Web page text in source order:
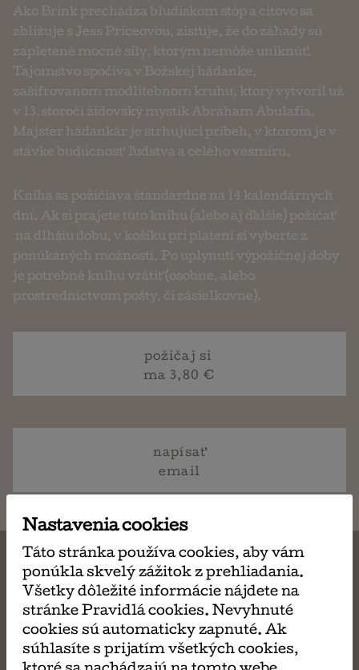
Ako Brink prechádza bludiskom stôp a citovo sa
zbližuje s Jess Priceovou, zisťuje, že do záhady sú
zapletené mocné sily, ktorým nemôže uniknúť.
Tajomstvo spočíva v Božskej hádanke,
zašifrovanom modlitebnom kruhu, ktorý vytvoril už
v 13.storočí židovský mystik Abraham Abulafia.
Majster hádankár je strhujúci príbeh, v ktorom je v
stávke budúcnosť ľudstva a celého vesmíru.
Kniha sa požičiava štandardne na 14 kalendárnych
dní. Ak si prajete túto knihu (alebo aj ďalšie) požičať
na dlhšiu dobu, v košíku pri platení si vyberte z
ponúkaných možností. Po uplynutí výpožičnej doby
je potrebné knihu vrátiť (osobne, alebo
prostredníctvom pošty, či zásielkovne).
požičaj si
ma 3,80 €
napísať
email
MÔŽE SA VÁM TIEŽ
PÁČIŤ
Nastavenia cookies
Táto stránka používa cookies, aby vám
ponúkla skvelý zážitok z prehliadania.
Všetky dôležité informácie nájdete na
stránke Pravidlá cookies. Nevyhnuté
cookies sú automaticky zapnuté. Ak
súhlasíte s prijatím všetkých cookies,